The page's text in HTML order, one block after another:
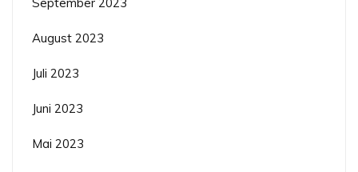
August 2023
Juli 2023
Juni 2023
Mai 2023